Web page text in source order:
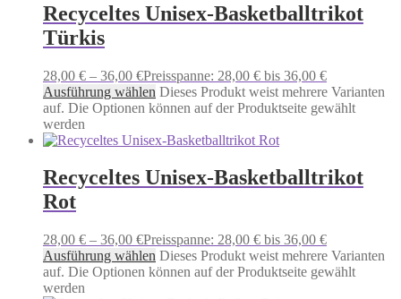
Recyceltes Unisex-Basketballtrikot
Türkis
28,00 € – 36,00 €Preisspanne: 28,00 € bis 36,00 €
Ausführung wählen Dieses Produkt weist mehrere Varianten
auf. Die Optionen können auf der Produktseite gewählt
werden
Recyceltes Unisex-Basketballtrikot
Rot
28,00 € – 36,00 €Preisspanne: 28,00 € bis 36,00 €
Ausführung wählen Dieses Produkt weist mehrere Varianten
auf. Die Optionen können auf der Produktseite gewählt
werden